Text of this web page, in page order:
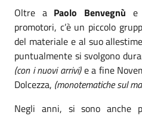
Oltre aPaolo Benvegnù e
promotori, c’è un piccolo
del materiale e al suo
puntualmente si svolgono
(con i nuovi arrivi)e a fine
Dolcezza, (monotematiche sul
Negli anni, si sono anche